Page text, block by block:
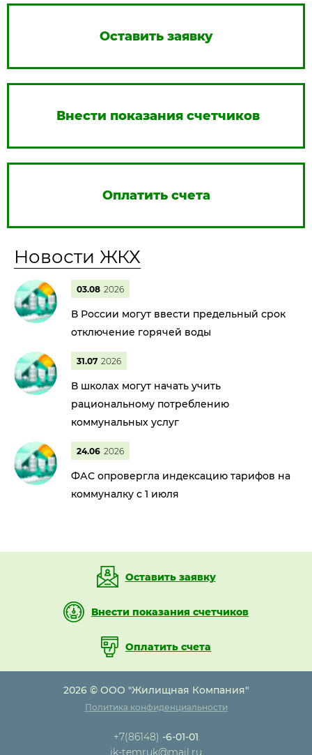
Оставить заявку
Внести показания счетчиков
Оплатить счета
Новости ЖКХ
03.08 2026
В России могут ввести предельный срок
отключение горячей воды
31.07 2026
В школах могут начать учить
рациональному потреблению
коммунальных услуг
24.06 2026
ФАС опровергла индексацию тарифов на
коммуналку с 1 июля
Оставить заявку
Внести показания счетчиков
Оплатить счета
2026 © ООО "Жилищная Компания"
Политика конфиденциальности
+7(86148) -6-01-01
jk-temruk@mail.ru